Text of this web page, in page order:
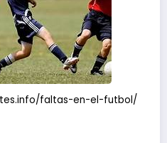
faltas-en-el-futbol/